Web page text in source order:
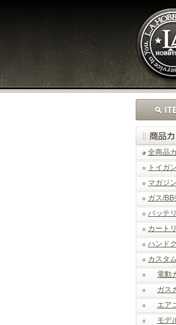
全商品
トイガ
マガジン
ガス/
バッテ
カート
ハンド
カスタ
電動
ガス
エア
モデ